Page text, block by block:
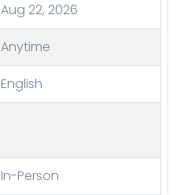
Aug 22, 2026
Anytime
English
In-Person